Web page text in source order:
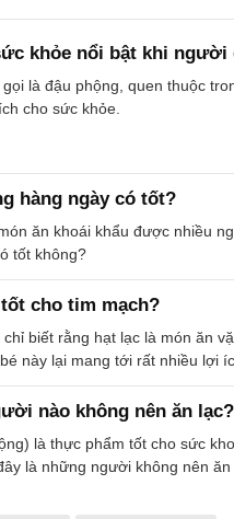
khỏe nổi bật khi người
gọi là đậu phộng, quen thuộc
cho sức khỏe.
hàng ngày có tốt?
ăn khoái khẩu được nhiều
tốt không?
cho tim mạch?
biết rằng hạt lạc là món ăn
này lại mang tới rất nhiều lợi
nào không nên ăn lạc?
là thực phẩm tốt cho sức
là những người không nên ăn